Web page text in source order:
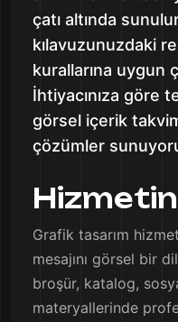
çatı altında
kılavuzunuzdaki
kurallarına uygun
İhtiyacınıza göre
görsel içerik
çözümler
Grafik tasarım
mesajını görsel bir
broşür, katalog,
materyallerinde